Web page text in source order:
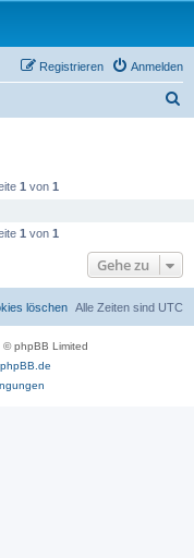
Anmelden
Registrieren
1 von 1
1 von 1
Gehe zu
Alle Zeiten sind UTC
löschen
© phpBB Limited
phpBB.de